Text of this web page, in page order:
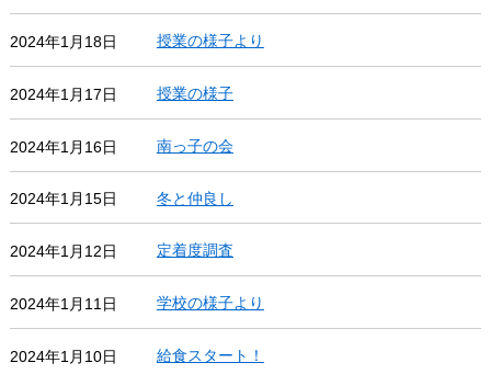
2024年1月18日 授業の様子より
2024年1月17日 授業の様子
2024年1月16日 南っ子の会
2024年1月15日 冬と仲良し
2024年1月12日 定着度調査
2024年1月11日 学校の様子より
2024年1月10日 給食スタート！